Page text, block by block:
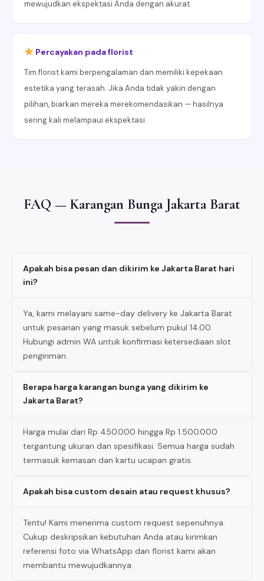
mewujudkan ekspektasi Anda dengan akurat.
Percayakan pada florist
Tim florist kami berpengalaman dan memiliki kepekaan
estetika yang terasah. Jika Anda tidak yakin dengan
pilihan, biarkan mereka merekomendasikan — hasilnya
sering kali melampaui ekspektasi.
FAQ — Karangan Bunga Jakarta Barat
Apakah bisa pesan dan dikirim ke Jakarta Barat hari
ini?
Ya, kami melayani same-day delivery ke Jakarta Barat
untuk pesanan yang masuk sebelum pukul 14.00.
Hubungi admin WA untuk konfirmasi ketersediaan slot
pengiriman.
Berapa harga karangan bunga yang dikirim ke
Jakarta Barat?
Harga mulai dari Rp 450.000 hingga Rp 1.500.000
tergantung ukuran dan spesifikasi. Semua harga sudah
termasuk kemasan dan kartu ucapan gratis.
Apakah bisa custom desain atau request khusus?
Tentu! Kami menerima custom request sepenuhnya.
Cukup deskripsikan kebutuhan Anda atau kirimkan
referensi foto via WhatsApp dan florist kami akan
membantu mewujudkannya.